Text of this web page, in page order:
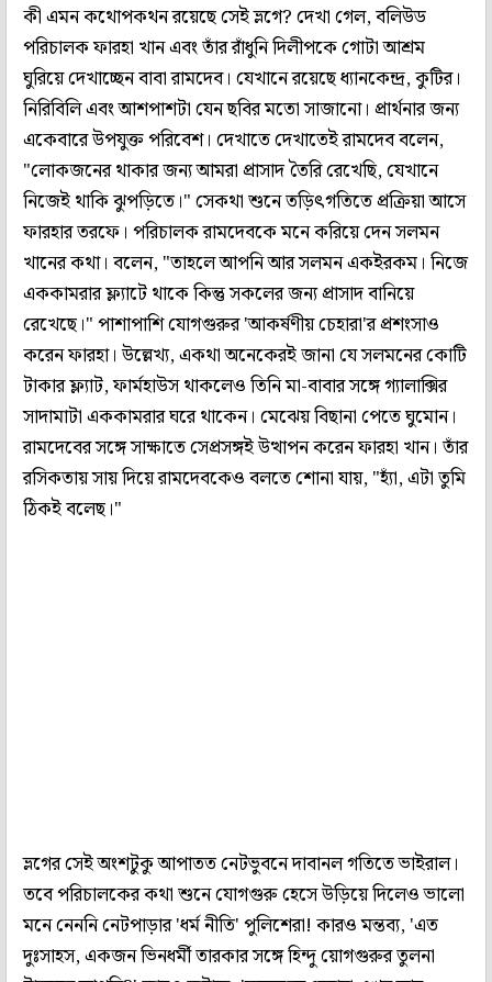
কী এমন কথোপকথন রয়েছে সেই ভ্লগে? দেখা গেল, বলিউড
পরিচালক ফারহা খান এবং তাঁর রাঁধুনি দিলীপকে গোটা আশ্রম
ঘুরিয়ে দেখাচ্ছেন বাবা রামদেব। যেখানে রয়েছে ধ্যানকেন্দ্র, কুটির।
নিরিবিলি এবং আশপাশটা যেন ছবির মতো সাজানো। প্রার্থনার জন্য
একেবারে উপযুক্ত পরিবেশ। দেখাতে দেখাতেই রামদেব বলেন,
"লোকজনের থাকার জন্য আমরা প্রাসাদ তৈরি রেখেছি, যেখানে
নিজেই থাকি ঝুপড়িতে।" সেকথা শুনে তড়িৎগতিতে প্রক্রিয়া আসে
ফারহার তরফে। পরিচালক রামদেবকে মনে করিয়ে দেন সলমন
খানের কথা। বলেন, "তাহলে আপনি আর সলমন একইরকম। নিজে
এককামরার ফ্ল্যাটে থাকে কিন্তু সকলের জন্য প্রাসাদ বানিয়ে
রেখেছে।" পাশাপাশি যোগগুরুর 'আকর্ষণীয় চেহারা'র প্রশংসাও
করেন ফারহা। উল্লেখ্য, একথা অনেকেরই জানা যে সলমনের কোটি
টাকার ফ্ল্যাট, ফার্মহাউস থাকলেও তিনি মা-বাবার সঙ্গে গ্যালাক্সির
সাদামাটা এককামরার ঘরে থাকেন। মেঝেয় বিছানা পেতে ঘুমোন।
রামদেবের সঙ্গে সাক্ষাতে সেপ্রসঙ্গই উত্থাপন করেন ফারহা খান। তাঁর
রসিকতায় সায় দিয়ে রামদেবকেও বলতে শোনা যায়, "হ্যাঁ, এটা তুমি
ঠিকই বলেছ।"
ভ্লগের সেই অংশটুকু আপাতত নেটভুবনে দাবানল গতিতে ভাইরাল।
তবে পরিচালকের কথা শুনে যোগগুরু হেসে উড়িয়ে দিলেও ভালো
মনে নেননি নেটপাড়ার 'ধর্ম নীতি' পুলিশেরা! কারও মন্তব্য, 'এত
দুঃসাহস, একজন ভিনধর্মী তারকার সঙ্গে হিন্দু য়োগগুরুর তুলনা